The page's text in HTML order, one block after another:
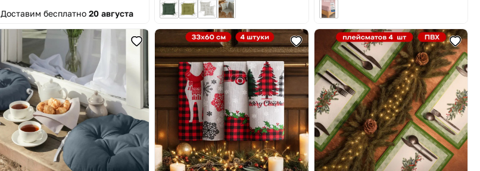
Доставим бесплатно 20 августа